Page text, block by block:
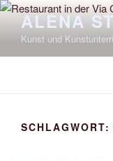
Zum
Inhalt
springen
ALENA
Kunst und
SCHLAGWORT: